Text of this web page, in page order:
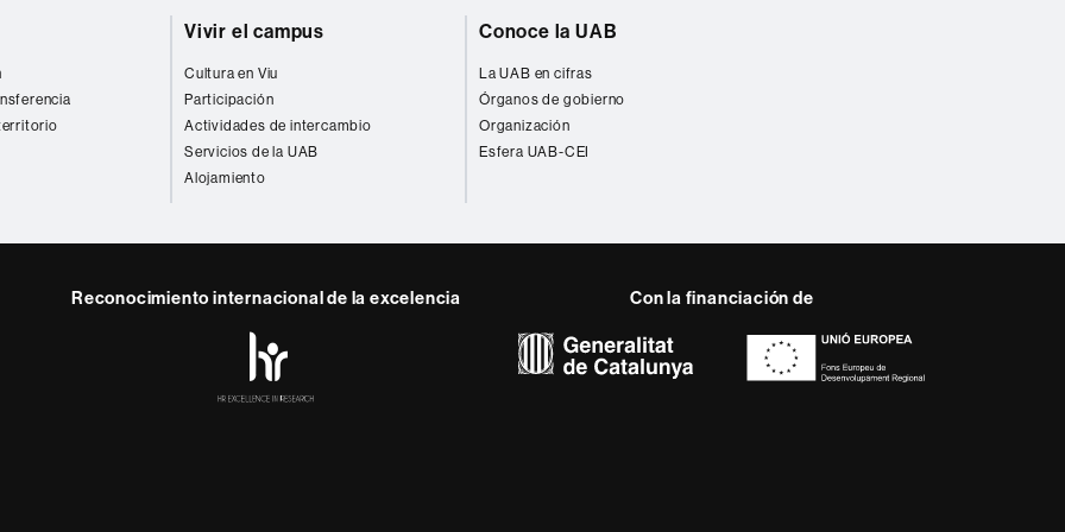
Vivir el campus
Cultura en Viu
Participación
Actividades de intercambio
Servicios de la UAB
Alojamiento
Conoce la UAB
La UAB en cifras
Órganos de gobierno
Organización
Esfera UAB-CEI
Reconocimiento internacional de la excelencia Con la financiación de
órgano de participación de la sociedad en la Universidad. Promueve políticas de
los diferentes ámbitos de la Universidad. Ejerce las funciones que tiene atribuïdes